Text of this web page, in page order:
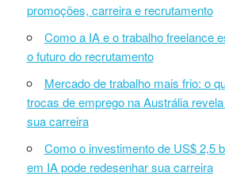
promoções, carreira e recrutamento
Como a IA e o trabalho freelance
o futuro do recrutamento
Mercado de trabalho mais frio: o
trocas de emprego na Austrália
sua carreira
Como o investimento de US$ 2,5
em IA pode redesenhar sua carreira